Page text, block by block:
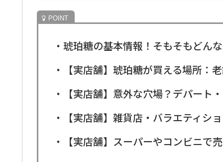
・琥珀糖の基本情報！そもそもどん
・【実店舗】琥珀糖が買える場所：
・【実店舗】意外な穴場？デパート
・【実店舗】雑貨店・バラエティシ
・【実店舗】スーパーやコンビニで